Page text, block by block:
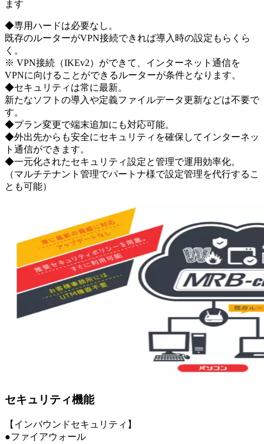
ます
◆専用ハードは必要なし。
既存のルーターがVPN接続できれば導入時の設定もらくら
く。
※ VPN接続（IKEv2）ができて、インターネット通信を
VPNに向けることができるルーターが条件となります。
◆セキュリティは常に最新。
新たなソフトの導入や定義ファイルデータ更新などは不要で
す。
◆プラン変更で端末追加にも対応可能。
◆外出先からも安全にセキュリティを確保してインターネッ
ト通信ができます。
◆一元化されたセキュリティ設定と管理で運用効率化。
（マルチテナント管理でパートナ様で設定管理を代行するこ
とも可能）
セキュリティ機能
【インバウンドセキュリティ】
●ファイアウォール